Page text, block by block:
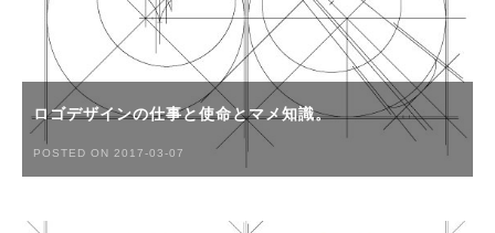
ロゴデザインの仕事と使命とマメ知識。
POSTED ON 2017-03-07